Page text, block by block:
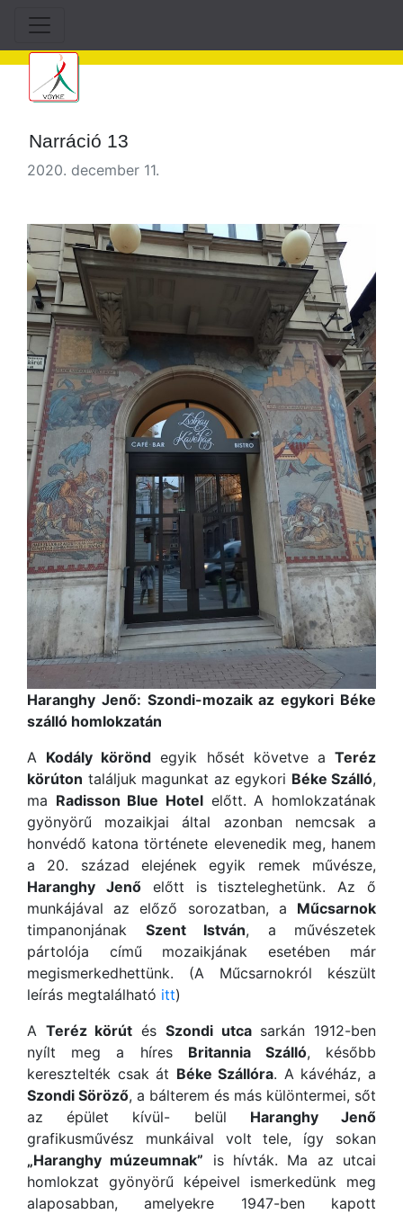
Narráció 13
2020. december 11.
Haranghy Jenő: Szondi-mozaik az egykori Béke
szálló homlokzatán
A Kodály körönd egyik hősét követve aTeréz
körúton találjuk magunkat az egykori Béke Szálló,
ma Radisson Blue Hotel előtt. A homlokzatának
gyönyörű mozaikjai által azonban nemcsak a
honvédő katona története elevenedik meg, hanem
a 20. század elejének egyik remek művésze,
Haranghy Jenőelőtt is tiszteleghetünk. Az ő
munkájával az előző sorozatban, a Műcsarnok
timpanonjának Szent István, a művészetek
pártolója című mozaikjának esetében már
megismerkedhettünk. (A Műcsarnokról készült
leírás megtalálható itt)
A Teréz körút és Szondi utcasarkán 1912-ben
nyílt meg a híres Britannia Szálló, később
keresztelték csak át Béke Szállóra. A kávéház, a
Szondi Söröző, a bálterem és más különtermei, sőt
az épület kívül- belül Haranghy Jenő
grafikusművész munkáival volt tele, így sokan
„Haranghy múzeumnak” is hívták. Ma az utcai
homlokzat gyönyörű képeivel ismerkedünk meg
alaposabban, amelyekre 1947-ben kapott